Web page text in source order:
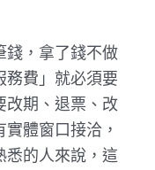
錢，拿了錢不做
務費」就必須要
改期、退票、改
體窗口接洽，
悉的人來說，這